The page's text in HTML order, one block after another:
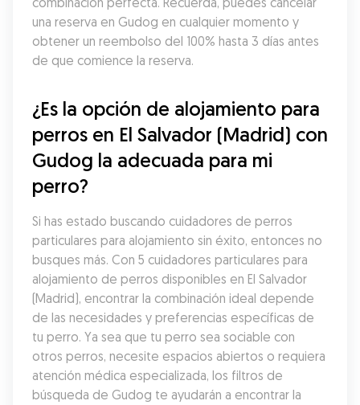
una reserva en Gudog en cualquier momento y
obtener un reembolso del 100% hasta 3 días antes
de que comience la reserva.
¿Es la opción de alojamiento para
perros en El Salvador (Madrid) con
Gudog la adecuada para mi
perro?
Si has estado buscando cuidadores de perros
particulares para alojamiento sin éxito, entonces no
busques más. Con 5 cuidadores particulares para
alojamiento de perros disponibles en El Salvador
(Madrid), encontrar la combinación ideal depende
de las necesidades y preferencias específicas de
tu perro. Ya sea que tu perro sea sociable con
otros perros, necesite espacios abiertos o requiera
atención médica especializada, los filtros de
búsqueda de Gudog te ayudarán a encontrar la